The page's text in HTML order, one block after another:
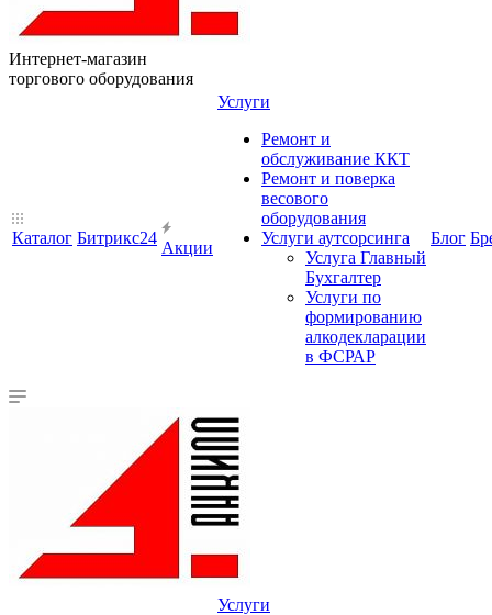
Интернет-магазин
торгового оборудования
Каталог Битрикс24
Акции
Услуги
Ремонт и
обслуживание ККТ
Ремонт и поверка
весового
оборудования
Услуги аутсорсинга
Услуга Главный
Бухгалтер
Услуги по
формированию
алкодекларации
в ФСРАР
Блог
Услуги